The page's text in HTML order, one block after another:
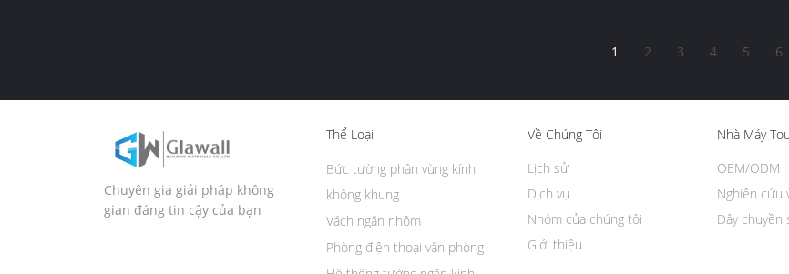
1 2 3 4 5 6
Chuyên gia giải pháp không
gian đáng tin cậy của bạn
Thể Loại
Bức tường phân vùng kính
không khung
Vách ngăn nhôm
Phòng điện thoại văn phòng
Về Chúng Tôi
Giới thiệu
Lịch sử
Dịch vụ
Nhóm của chúng tôi
Nhà Máy
Dây chuyền
OEM/ODM
Nghiên cứu